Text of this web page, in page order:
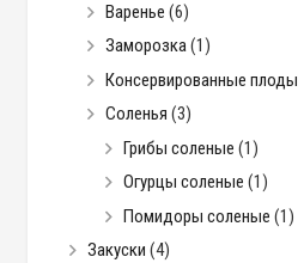
Варенье (6)
Заморозка(1)
Консервированные плоды
Соленья (3)
Грибы соленые (1)
Огурцы соленые (1)
Помидоры соленые (1)
Закуски (4)